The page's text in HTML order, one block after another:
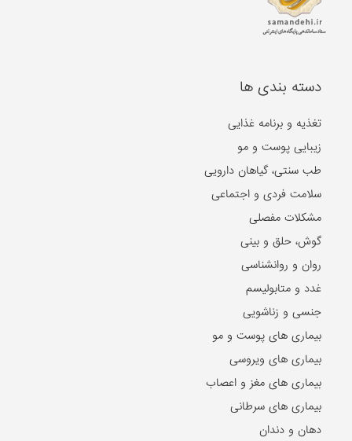
دسته بندی ها
تغذیه و برنامه غذایی
زیبایی پوست و مو
طب سنتی، گیاهان دارویی
سلامت فردی و اجتماعی
مشکلات مفصلی
گوش، حلق و بینی
روان و روانشناسی
غدد و متابولیسم
جنسی و زناشویی
بیماری های پوست و مو
بیماری های ویروسی
بیماری های مغز و اعصاب
بیماری های سرطانی
دهان و دندان